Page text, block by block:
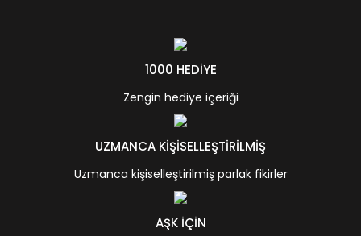
1000 HEDİYE
Zengin hediye içeriği
UZMANCA KİŞİSELLEŞTİRİLMİŞ
Uzmanca kişiselleştirilmiş parlak fikirler
AŞK İÇİN